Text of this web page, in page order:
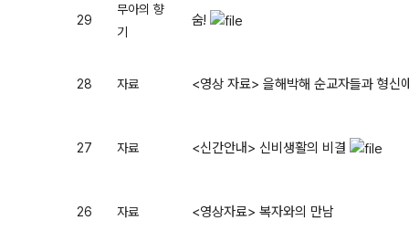
29
무아의 향
기
숨!
28 자료 <영상 자료> 을해박해 순교자들과 형신
27 자료 <신간안내> 신비생활의 비결
26 자료 <영상자료> 복자와의 만남